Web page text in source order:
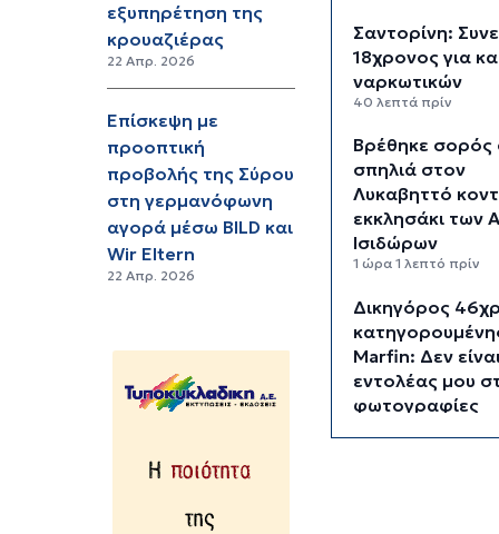
εξυπηρέτηση της
κρουαζιέρας
22 Απρ. 2026
Επίσκεψη με
προοπτική
προβολής της Σύρου
στη γερμανόφωνη
αγορά μέσω BILD και
Wir Eltern
22 Απρ. 2026
Σαντορίνη:
18χρονος για
ναρκωτικών
40 λεπτά πρίν
Βρέθηκε σορός
σπηλιά στον
Λυκαβηττό
εκκλησάκι των
Ισιδώρων
1 ώρα 1 λεπτό πρίν
Δικηγόρος
Marfin: Δεν
εντολέας μου
φωτογραφίες